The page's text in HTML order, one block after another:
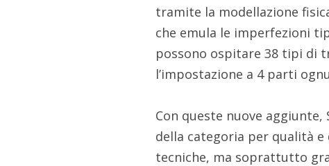
tramite la modellazione
che emula le imperfezioni
possono ospitare 38 tipi di
l’impostazione a 4 parti
Con queste nuove
della categoria per qualità
tecniche, ma soprattutto